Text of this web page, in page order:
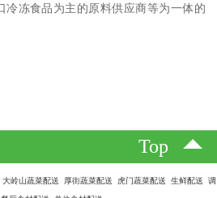
冷冻食品为主的原料供应商等为一体的
Top
岭山蔬菜配送 厚街蔬菜配送 虎门蔬菜配送 生鲜配送 调